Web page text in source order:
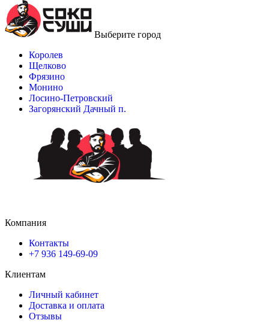
Выберите город
Королев
Щелково
Фрязино
Монино
Лосино-Петровский
Загорянский Дачный п.
Компания
Контакты
+7 936 149-69-09
Клиентам
Личный кабинет
Доставка и оплата
Отзывы